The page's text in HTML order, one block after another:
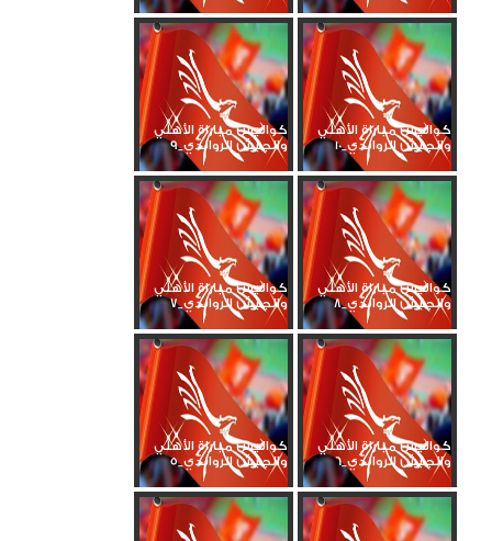
كواليس مباراة الأهلي
والجيش الرواندي_10
كواليس مباراة الأهلي
والجيش الرواندي_9
كواليس مباراة الأهلي
والجيش الرواندي_8
كواليس مباراة الأهلي
والجيش الرواندي_7
كواليس مباراة الأهلي
والجيش الرواندي_6
كواليس مباراة الأهلي
والجيش الرواندي_5